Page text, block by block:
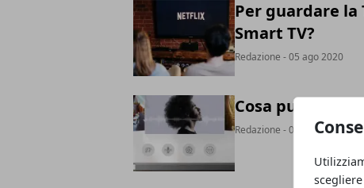
Per guardare la
Smart TV?
Redazione - 05 ago 2020
Cosa può fare
Redazione - 05 ago 2020